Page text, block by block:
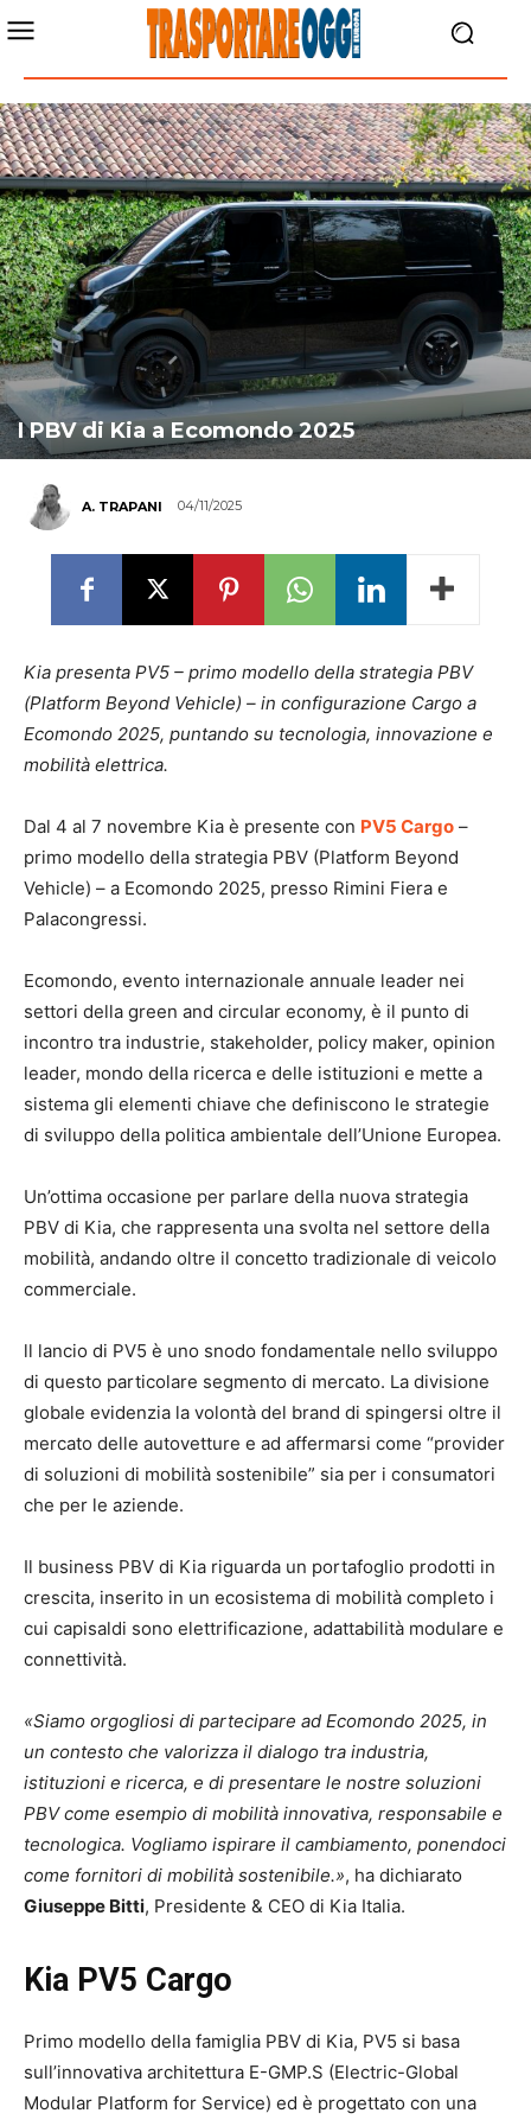
I PBV di Kia a Ecomondo 2025
A. TRAPANI 04/11/2025
Kia presenta PV5 – primo modello della strategia PBV
(Platform Beyond Vehicle) – in configurazione Cargo a
Ecomondo 2025, puntando su tecnologia, innovazione e
mobilità elettrica.
Dal 4 al 7 novembre Kia è presente con PV5 Cargo –
primo modello della strategia PBV (Platform Beyond
Vehicle) – a Ecomondo 2025, presso Rimini Fiera e
Palacongressi.
Ecomondo, evento internazionale annuale leader nei
settori della green and circular economy, è il punto di
incontro tra industrie, stakeholder, policy maker, opinion
leader, mondo della ricerca e delle istituzioni e mette a
sistema gli elementi chiave che definiscono le strategie
di sviluppo della politica ambientale dell’Unione Europea.
Un’ottima occasione per parlare della nuova strategia
PBV di Kia, che rappresenta una svolta nel settore della
mobilità, andando oltre il concetto tradizionale di veicolo
commerciale.
ll lancio di PV5 è uno snodo fondamentale nello sviluppo
di questo particolare segmento di mercato. La divisione
globale evidenzia la volontà del brand di spingersi oltre il
mercato delle autovetture e ad affermarsi come “provider
di soluzioni di mobilità sostenibile” sia per i consumatori
che per le aziende.
Il business PBV di Kia riguarda un portafoglio prodotti in
crescita, inserito in un ecosistema di mobilità completo i
cui capisaldi sono elettrificazione, adattabilità modulare e
connettività.
«Siamo orgogliosi di partecipare ad Ecomondo 2025, in
un contesto che valorizza il dialogo tra industria,
istituzioni e ricerca, e di presentare le nostre soluzioni
PBV come esempio di mobilità innovativa, responsabile e
tecnologica. Vogliamo ispirare il cambiamento, ponendoci
come fornitori di mobilità sostenibile.», ha dichiarato
Giuseppe Bitti, Presidente & CEO di Kia Italia.
Kia PV5 Cargo
Primo modello della famiglia PBV di Kia, PV5 si basa
sull’innovativa architettura E-GMP.S (Electric-Global
Modular Platform for Service) ed è progettato con una